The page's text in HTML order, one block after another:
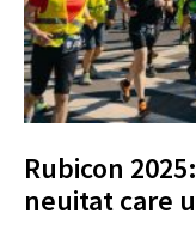
Rubicon
neuitat care